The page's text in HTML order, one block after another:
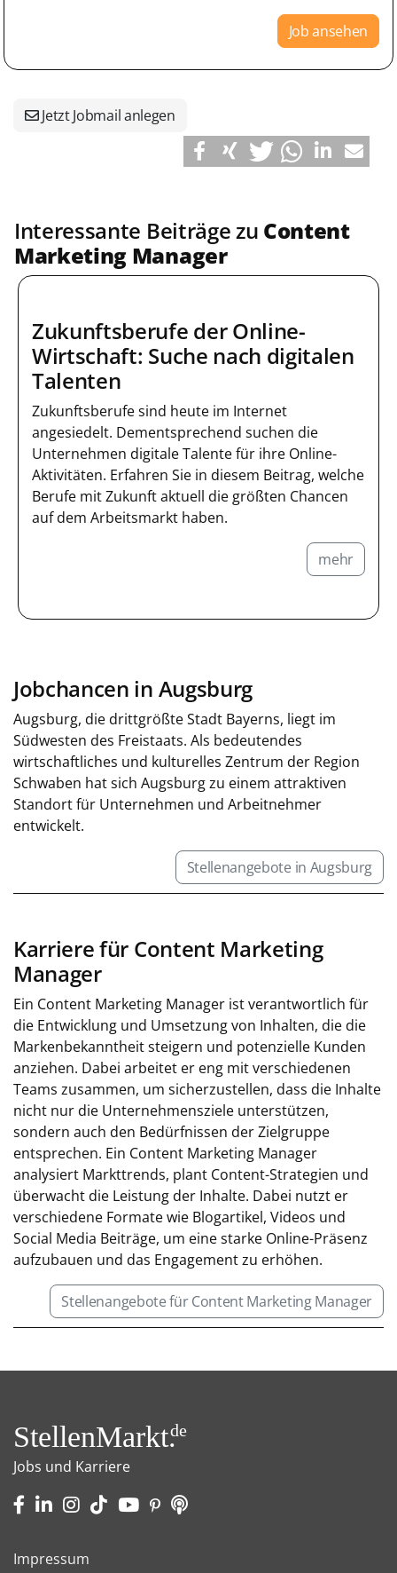
Job ansehen
Jetzt Jobmail anlegen
Interessante Beiträge zu Content
Marketing Manager
Zukunftsberufe der Online-
Wirtschaft: Suche nach digitalen
Talenten
Zukunftsberufe sind heute im Internet
angesiedelt. Dementsprechend suchen die
Unternehmen digitale Talente für ihre Online-
Aktivitäten. Erfahren Sie in diesem Beitrag, welche
Berufe mit Zukunft aktuell die größten Chancen
auf dem Arbeitsmarkt haben.
mehr
Jobchancen in Augsburg
Augsburg, die drittgrößte Stadt Bayerns, liegt im
Südwesten des Freistaats. Als bedeutendes
wirtschaftliches und kulturelles Zentrum der Region
Schwaben hat sich Augsburg zu einem attraktiven
Standort für Unternehmen und Arbeitnehmer
entwickelt.
Stellenangebote in Augsburg
Karriere für Content Marketing
Manager
Ein Content Marketing Manager ist verantwortlich für
die Entwicklung und Umsetzung von Inhalten, die die
Markenbekanntheit steigern und potenzielle Kunden
anziehen. Dabei arbeitet er eng mit verschiedenen
Teams zusammen, um sicherzustellen, dass die Inhalte
nicht nur die Unternehmensziele unterstützen,
sondern auch den Bedürfnissen der Zielgruppe
entsprechen. Ein Content Marketing Manager
analysiert Markttrends, plant Content-Strategien und
überwacht die Leistung der Inhalte. Dabei nutzt er
verschiedene Formate wie Blogartikel, Videos und
Social Media Beiträge, um eine starke Online-Präsenz
aufzubauen und das Engagement zu erhöhen.
Stellenangebote für Content Marketing Manager
StellenMarkt.de
Jobs und Karriere
Impressum